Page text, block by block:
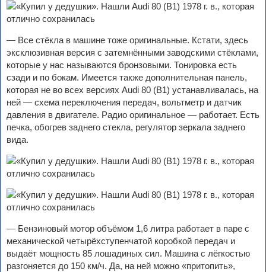
— Все стёкла в машине тоже оригинальные. Кстати, здесь
эксклюзивная версия с затемнёнными заводскими стёклами,
которые у нас называются бронзовыми. Тонировка есть
сзади и по бокам. Имеется также дополнительная панель,
которая не во всех версиях Audi 80 (B1) устанавливалась, на
ней — схема переключения передач, вольтметр и датчик
давления в двигателе. Радио оригинальное — работает. Есть
печка, обогрев заднего стекла, регулятор зеркала заднего
вида.
— Бензиновый мотор объёмом 1,6 литра работает в паре с
механической четырёхступенчатой коробкой передач и
выдаёт мощность 85 лошадиных сил. Машина с лёгкостью
разгоняется до 150 км/ч. Да, на ней можно «притопить»,